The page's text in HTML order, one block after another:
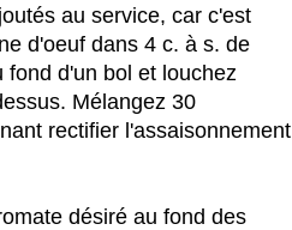
au service, car c'est
d'oeuf dans 4 c. à s. de
d'un bol et louchez
Mélangez 30
rectifier l'assaisonnement
désiré au fond des